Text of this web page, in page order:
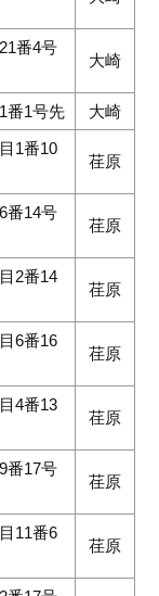
番4号
大崎
番1号先 大崎
1番10
荏原
番14号
荏原
2番14
荏原
6番16
荏原
4番13
荏原
番17号
荏原
11番6
荏原